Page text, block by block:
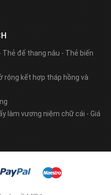
Thẻ đế thang nâu - Thẻ biến
rộng kết hợp tháp hồng và
làm vương niệm chữ cái - Giá